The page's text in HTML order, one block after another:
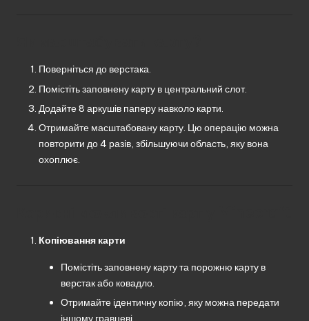
Поверніться до верстака.
Помістіть заповнену карту в центральний слот.
Додайте 8 аркушів паперу навколо карти.
Отримайте масштабовану карту. Цю операцію можна
повторити до 4 разів, збільшуючи область, яку вона
охоплює.
Копіювання карти
Помістіть заповнену карту та порожню карту в
верстак або ковадло.
Отримайте ідентичну копію, яку можна передати
іншому гравцеві.